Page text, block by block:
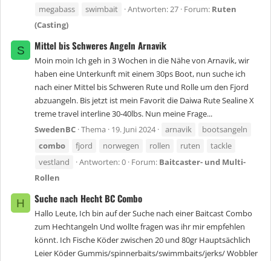
megabass
swimbait Antworten: 27 Forum: Ruten
(Casting)
S Mittel bis Schweres Angeln Arnavik
Moin moin Ich geh in 3 Wochen in die Nähe von Arnavik, wir
haben eine Unterkunft mit einem 30ps Boot, nun suche ich
nach einer Mittel bis Schweren Rute und Rolle um den Fjord
abzuangeln. Bis jetzt ist mein Favorit die Daiwa Rute Sealine X
treme travel interline 30-40lbs. Nun meine Frage...
SwedenBC Thema 19. Juni 2024 arnavik
bootsangeln
combo
fjord norwegen rollen ruten
tackle
vestland
Antworten: 0 Forum: Baitcaster- und Multi-
Rollen
H Suche nach Hecht BC Combo
Hallo Leute, Ich bin auf der Suche nach einer Baitcast Combo
zum Hechtangeln Und wollte fragen was ihr mir empfehlen
könnt. Ich Fische Köder zwischen 20 und 80gr Hauptsächlich
Leier Köder Gummis/spinnerbaits/swimmbaits/jerks/ Wobbler